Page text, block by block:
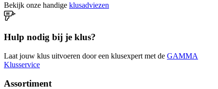
Bekijk onze handige klusadviezen
Hulp nodig bij je klus?
Laat jouw klus uitvoeren door een klusexpert met de GAMMA
Klusservice
Assortiment